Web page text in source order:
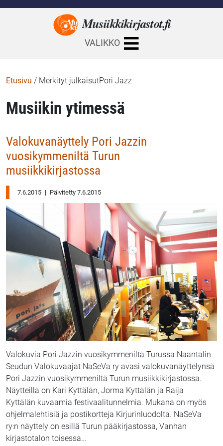
Musiikkikirjastot.fi
VALIKKO
Etusivu / Merkityt julkaisutPori Jazz
Musiikin ytimessä
Valokuvanäyttely Pori Jazzin
vuosikymmeniltä Turun
musiikkikirjastossa
7.6.2015 | Päivitetty 7.6.2015
Valokuvia Pori Jazzin vuosikymmeniltä Turussa Naantalin
Seudun Valokuvaajat NaSeVa ry avasi valokuvanäyttelynsä
Pori Jazzin vuosikymmeniltä Turun musiikkikirjastossa.
Näytteillä on Kari Kyttälän, Jorma Kyttälän ja Raija
Kyttälän kuvaamia festivaalitunnelmia. Mukana on myös
ohjelmalehtisiä ja postikortteja Kirjurinluodolta. NaSeVa
ry:n näyttely on esillä Turun pääkirjastossa, Vanhan
kirjastotalon toisessa …